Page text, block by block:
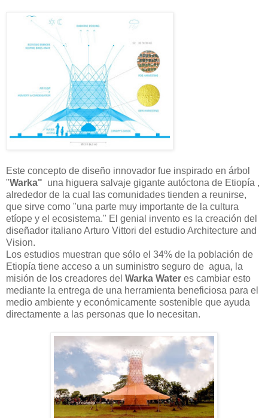
Este concepto de diseño innovador fue inspirado en árbol
"Warka" una higuera salvaje gigante autóctona de Etiopía ,
alrededor de la cual las comunidades tienden a reunirse,
que sirve como "una parte muy importante de la cultura
etíope y el ecosistema." El genial invento es la creación del
diseñador italiano Arturo Vittori del estudio Architecture and
Vision.
Los estudios muestran que sólo el 34% de la población de
Etiopía tiene acceso a un suministro seguro de agua, la
misión de los creadores del Warka Water es cambiar esto
mediante la entrega de una herramienta beneficiosa para el
medio ambiente y económicamente sostenible que ayuda
directamente a las personas que lo necesitan.